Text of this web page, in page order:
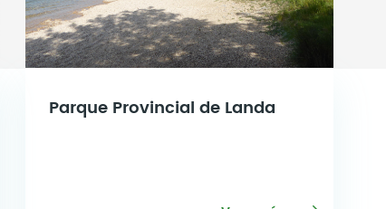
Parque Provincial de Landa